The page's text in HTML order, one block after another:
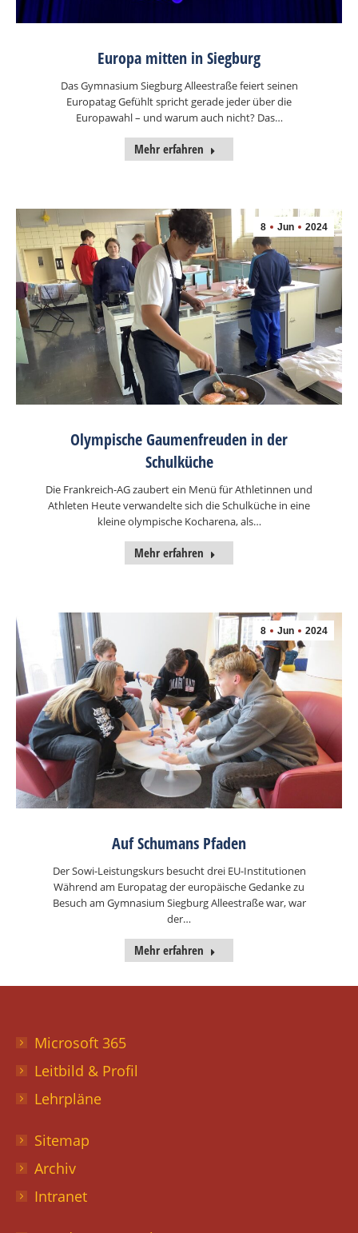
Europa mitten in Siegburg
Das Gymnasium Siegburg Alleestraße feiert seinen
Europatag Gefühlt spricht gerade jeder über die
Europawahl – und warum auch nicht? Das…
Mehr erfahren
8 Jun 2024
Olympische Gaumenfreuden in der
Schulküche
Die Frankreich-AG zaubert ein Menü für Athletinnen und
Athleten Heute verwandelte sich die Schulküche in eine
kleine olympische Kocharena, als…
Mehr erfahren
8 Jun 2024
Auf Schumans Pfaden
Der Sowi-Leistungskurs besucht drei EU-Institutionen
Während am Europatag der europäische Gedanke zu
Besuch am Gymnasium Siegburg Alleestraße war, war
der…
Mehr erfahren
Microsoft 365
Leitbild & Profil
Lehrpläne
Sitemap
Archiv
Intranet